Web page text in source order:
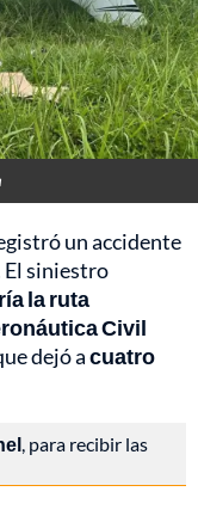
un accidente
El siniestro
la ruta
Civil
dejó acuatro
, para recibir las